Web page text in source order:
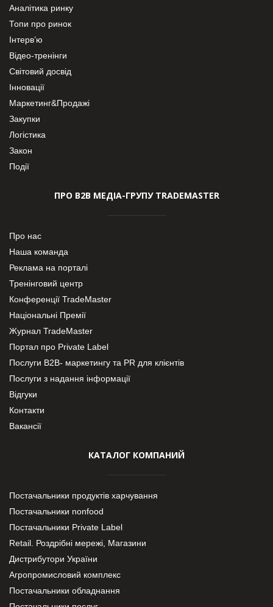
Аналітика ринку
Топи про ринок
Інтерв’ю
Відео-тренінги
Світовий досвід
Інновації
Маркетинг&Продажі
Закупки
Логістика
Закон
Події
ПРО В2В МЕДІА-ГРУПУ TRADEMASTER
Про нас
Наша команда
Реклама на порталі
Тренінговий центр
Конференції TradeMaster
Національні Премії
Журнал TradeMaster
Портал про Private Label
Послуги В2В- маркетингу та PR для клієнтів
Послуги з надання інформації
Відгуки
Контакти
Вакансії
КАТАЛОГ КОМПАНИЙ
Постачальники продуктів харчування
Постачальники nonfood
Постачальники Private Label
Retail. Роздрібні мережі, Магазини
Дистрибутори України
Агропромисловий комплекс
Постачальники обладнання